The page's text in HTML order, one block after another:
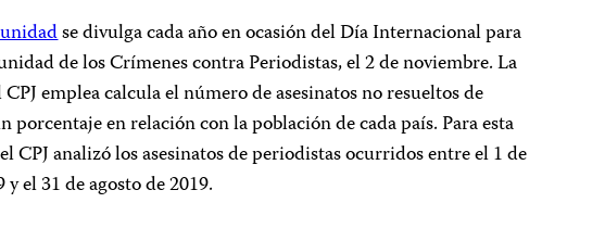
se divulga cada año en ocasión del Día Internacional para
de los Crímenes contra Periodistas, el 2 de noviembre. La
emplea calcula el número de asesinatos no resueltos de
porcentaje en relación con la población de cada país. Para esta
CPJ analizó los asesinatos de periodistas ocurridos entre el 1 de
el 31 de agosto de 2019.